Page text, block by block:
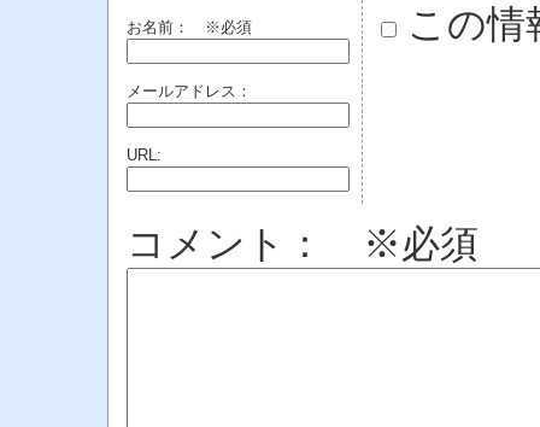
お名前： ※必須
メールアドレス：
URL:
この情
コメント： ※必須